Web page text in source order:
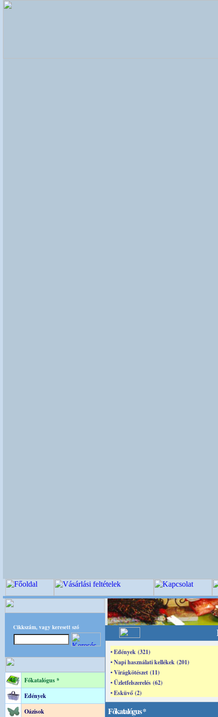
Cikkszám, vagy keresett szó
Főkatalógus *
Edények
Oázisok
• Edények (321)
• Napi használati kellékek (201)
• Virágkötészet (11)
• Üzletfelszerelés (62)
• Esküvő (2)
Főkatalógus *